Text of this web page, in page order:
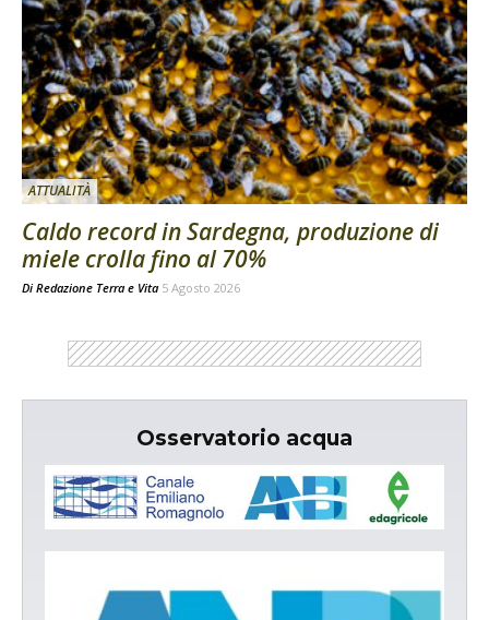
ATTUALITÀ
Caldo record in Sardegna, produzione di
miele crolla fino al 70%
Di Redazione Terra e Vita 5 Agosto 2026
Osservatorio acqua